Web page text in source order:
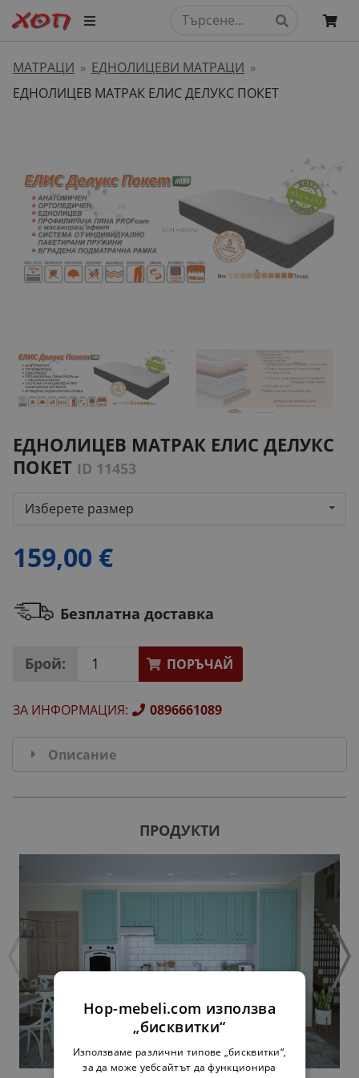
МАТРАЦИ » ЕДНОЛИЦЕВИ МАТРАЦИ »
ЕДНОЛИЦЕВ МАТРАК ЕЛИС ДЕЛУКС ПОКЕТ
ЕДНОЛИЦЕВ МАТРАК ЕЛИС ДЕЛУКС
ПОКЕТ ID 11453
Изберете размер
159,00 €
Безплатна доставка
Брой: ПОРЪЧАЙ
ЗА ИНФОРМАЦИЯ: 0896661089
Описание
ПРОДУКТИ
Hop-mebeli.com използва
„бисквитки“
Използваме различни типове „бисквитки“,
за да може уебсайтът да функционира